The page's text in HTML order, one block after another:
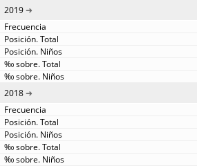
2019
2018